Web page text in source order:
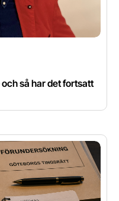
så har det fortsatt